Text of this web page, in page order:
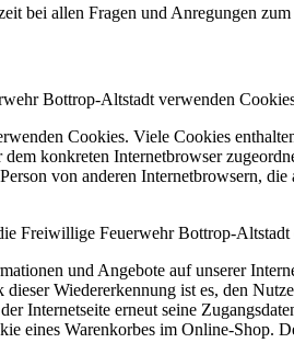
bei allen Fragen und Anregungen
Bottrop-Altstadt verwenden
Cookies. Viele Cookies
konkreten Internetbrowser
von anderen Internetbrowsern,
Freiwillige Feuerwehr Bottrop-
und Angebote auf unserer
Wiedererkennung ist es, den
Internetseite erneut seine
eines Warenkorbes im Online-Shop.